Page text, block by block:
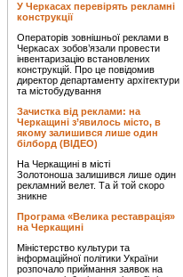
У Черкасах перевірять рекламні
конструкції
Операторів зовнішньої реклами в
Черкасах зобов’язали провести
інвентаризацію встановлених
конструкцій. Про це повідомив
директор департаменту архітектури
та містобудування
Зачистка від реклами: на
Черкащині з’явилось місто, в
якому залишився лише один
білборд (ВІДЕО)
На Черкащині в місті
Золотоноша залишився лише один
рекламний велет. Та й той скоро
зникне
Програма «Велика реставрація»
на Черкащині
Міністерство культури та
інформаційної політики України
розпочало приймання заявок на